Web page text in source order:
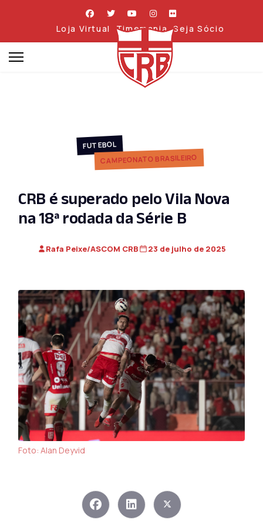
Loja Virtual Timemania Seja Sócio
FUTEBOL
CAMPEONATO BRASILEIRO
CRB é superado pelo Vila Nova
na 18ª rodada da Série B
Rafa Peixe/ASCOM CRB 23 de julho de 2025
Foto: Alan Deyvid